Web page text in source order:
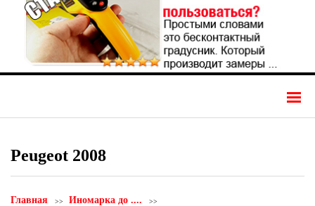
Peugeot 2008
Главная Иномарка до ....